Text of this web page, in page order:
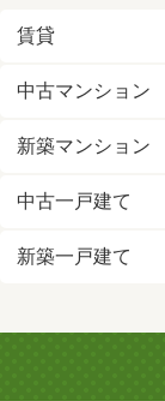
賃貸
中古マンション
新築マンション
中古一戸建て
新築一戸建て